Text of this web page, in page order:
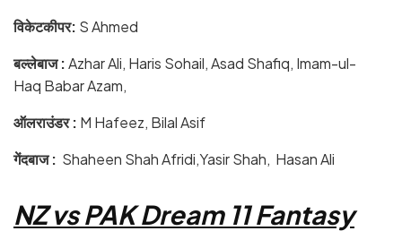
विकेटकीपर: S Ahmed
बल्लेबाज :Azhar Ali, Haris Sohail, Asad Shafiq, Imam-ul-
Haq Babar Azam,
ऑलराउंडर : M Hafeez, Bilal Asif
गेंदबाज : Shaheen Shah Afridi,Yasir Shah, Hasan Ali
NZ vs PAK Dream 11 Fantasy